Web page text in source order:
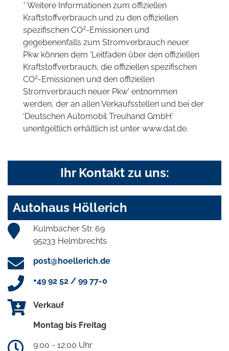
* Weitere Informationen zum offiziellen
Kraftstoffverbrauch und zu den offiziellen
spezifischen CO2-Emissionen und
gegebenenfalls zum Stromverbrauch neuer
Pkw können dem 'Leitfaden über den offiziellen
Kraftstoffverbrauch, die offiziellen spezifischen
CO2-Emissionen und den offiziellen
Stromverbrauch neuer Pkw' entnommen
werden, der an allen Verkaufsstellen und bei der
'Deutschen Automobil Treuhand GmbH'
unentgeltlich erhältlich ist unter www.dat.de.
Ihr Kontakt zu uns:
Autohaus Höllerich
Kulmbacher Str. 69
95233 Helmbrechts
post@hoellerich.de
+49 92 52 / 99 77-0
Verkauf
Montag bis Freitag
9:00 - 12:00 Uhr